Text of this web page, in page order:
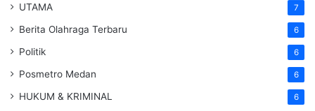
UTAMA 7
Berita Olahraga Terbaru 6
Politik 6
Posmetro Medan 6
HUKUM & KRIMINAL 6